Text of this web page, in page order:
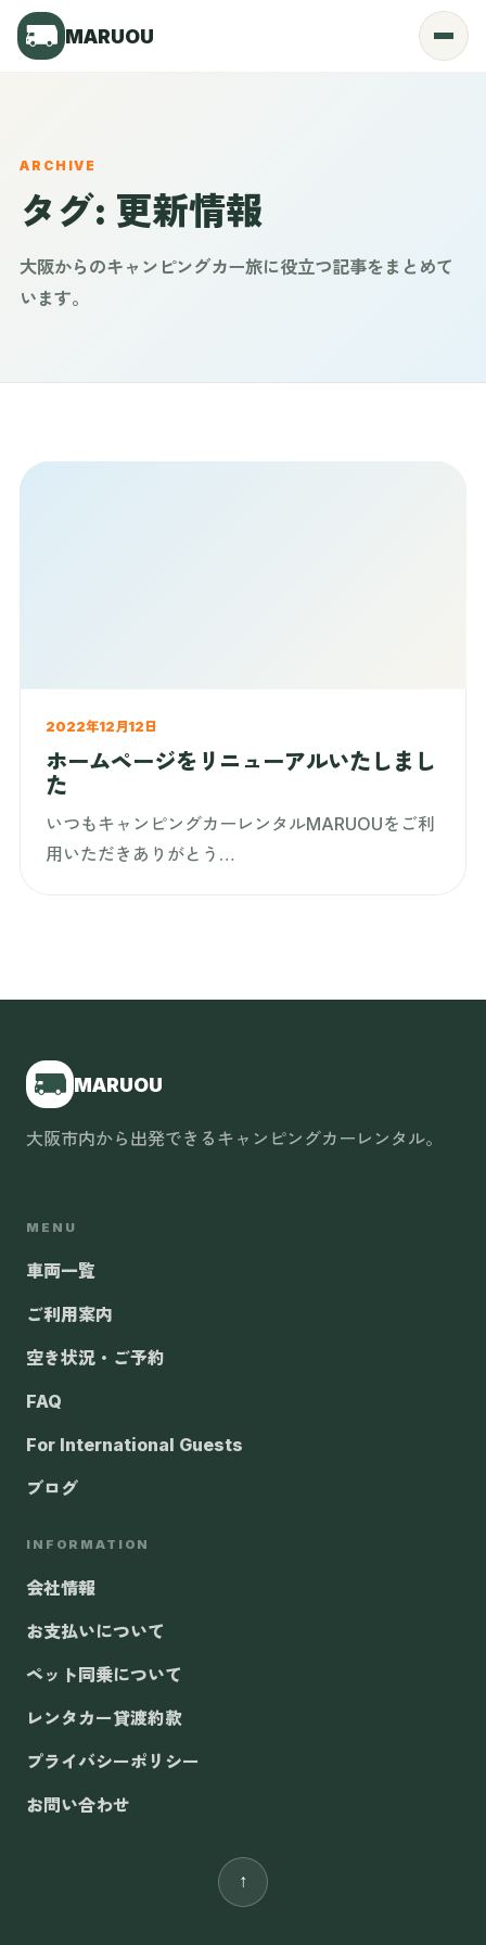
MARUOU Menu
ARCHIVE
タグ: 更新情報
大阪からのキャンピングカー旅に役立つ記事をまとめて
います。
2022年12月12日
ホームページをリニューアルいたしまし
た
いつもキャンピングカーレンタルMARUOUをご利
用いただきありがとう…
MARUOU
大阪市内から出発できるキャンピングカーレンタル。
MENU
車両一覧
ご利用案内
空き状況・ご予約
FAQ
For International Guests
ブログ
INFORMATION
会社情報
お支払いについて
ペット同乗について
レンタカー貸渡約款
プライバシーポリシー
お問い合わせ
↑